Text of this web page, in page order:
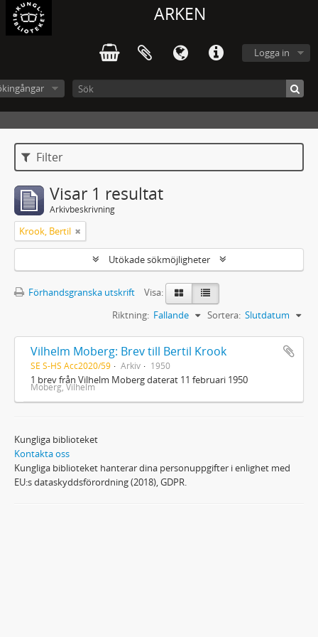
ARKEN
Logga in
Filter
Visar 1 resultat
Arkivbeskrivning
Krook, Bertil
Utökade sökmöjligheter
Förhandsgranska utskrift
Visa:
Sortera: Slutdatum
Riktning: Fallande
Vilhelm Moberg: Brev till Bertil Krook
SE S-HS Acc2020/59 Arkiv 1950
1 brev från Vilhelm Moberg daterat 11 februari 1950
Moberg, Vilhelm
Kungliga biblioteket
Kontakta oss
Kungliga biblioteket hanterar dina personuppgifter i enlighet med
EU:s dataskyddsförordning (2018), GDPR.